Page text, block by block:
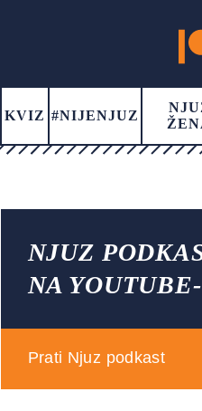
KVIZ #NIJENJUZ
NJUZ
NA
Prati Njuz podkast